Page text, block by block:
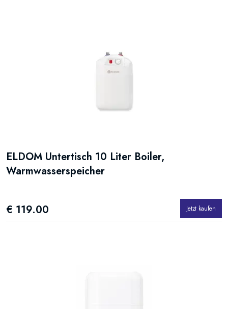
ELDOM Untertisch 10 Liter Boiler,
Warmwasserspeicher
€ 119.00 Jetzt kaufen